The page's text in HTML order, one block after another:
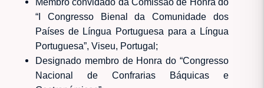
“I Congresso Bienal da Comunidade dos
Países de Língua Portuguesa para a Língua
Portuguesa”, Viseu, Portugal;
Designado membro de Honra do “Congresso
Nacional de Confrarias Báquicas e